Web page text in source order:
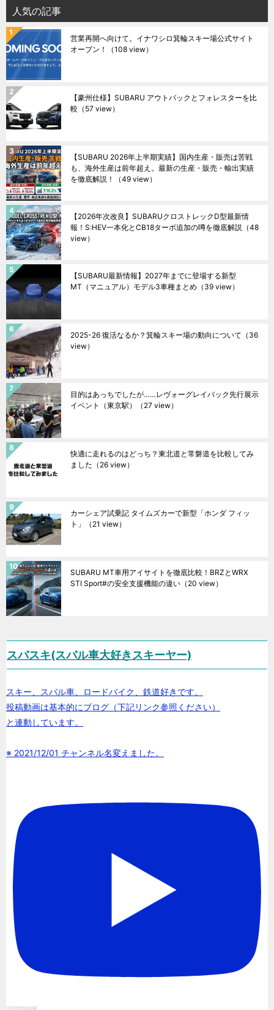
人気の記事
営業再開へ向けて。イナワシロ箕輪スキー場公式サイト
オープン！
（108 view）
【豪州仕様】SUBARU アウトバックとフォレスターを比
較 （57 view）
【SUBARU 2026年上半期実績】国内生産・販売は苦戦
も、海外生産は前年超え。最新の生産・販売・輸出実績
を徹底解説！
（49 view）
【2026年次改良】SUBARUクロストレックD型最新情
報！S:HEV一本化とCB18ターボ追加の噂を徹底解説 （48
view）
【SUBARU最新情報】2027年までに登場する新型
MT（マニュアル）モデル3車種まとめ （39 view）
2025-26 復活なるか？箕輪スキー場の動向について （36
view）
目的はあっちでしたが……レヴォーグレイバック先行展示
イベント（東京駅）
（27 view）
快適に走れるのはどっち？東北道と常磐道を比較してみ
ました （26 view）
カーシェア試乗記 タイムズカーで新型「ホンダ フィッ
ト」
（21 view）
SUBARU MT車用アイサイトを徹底比較！BRZとWRX
STI Sport#の安全支援機能の違い （20 view）
スバスキ(スバル車大好きスキーヤー)
スキー、スバル車、ロードバイク、鉄道好きです。
投稿動画は基本的にブログ（下記リンク参照ください）
と連動しています。
※ 2021/12/01 チャンネル名変えました。